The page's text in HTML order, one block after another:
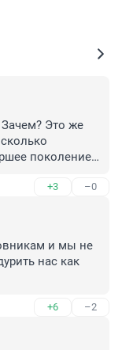
Это же
поколение
+3 –0
и мы не
нас как
+6 –2